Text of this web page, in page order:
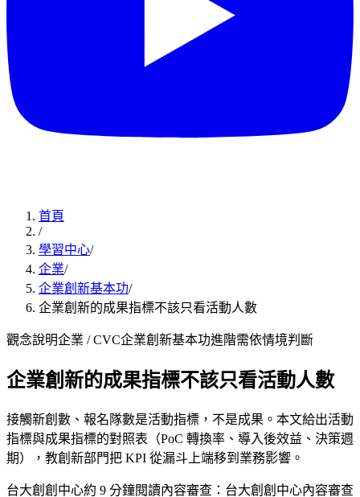
首頁
/
學習中心/
企業/
企業創新基本功/
企業創新的成果指標不該只看活動人數
觀念說明企業 / CVC企業創新基本功進階需依情境判斷
企業創新的成果指標不該只看活動人數
接觸新創數、報名隊數是活動指標，不是成果。本文給出活動
指標與成果指標的對照表（PoC 轉換率、導入後效益、決策週
期），教創新部門把 KPI 從漏斗上端移到業務影響。
台大創創中心約 9 分鐘閱讀內容審查： 台大創創中心內容審查